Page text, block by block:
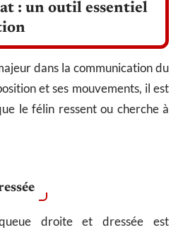
: un outil essentiel
dans la communication du
et ses mouvements, il est
le félin ressent ou cherche à
droite et dressée est